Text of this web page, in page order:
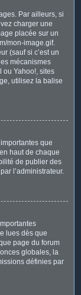
Par ailleurs, si
charger une
placée sur un
mon-image.gif.
(sauf si c’est un
mécanismes
ou Yahoo!, sites
utilisez la balise
que
haut de chaque
de publier des
l’administrateur.
lues dès que
page du forum
globales, la
définies par